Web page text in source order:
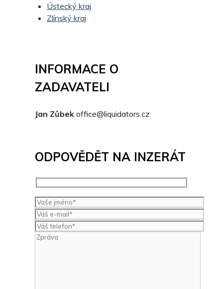
Ústecký kraj
Zlínský kraj
INFORMACE O
ZADAVATELI
Jan Zůbek office@liquidators.cz
ODPOVĚDĚT NA INZERÁT